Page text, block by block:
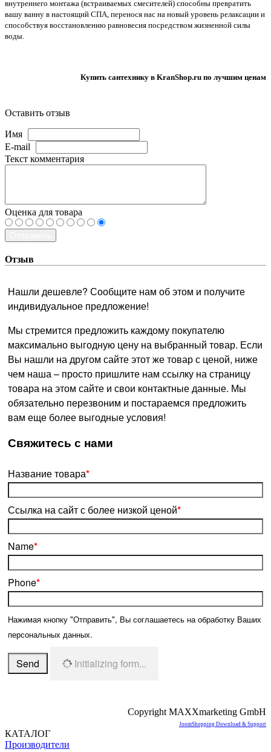
внутреннего монтажа (встраиваемых смесителей) способны превратить
вашу ванну в настоящий СПА, перенося нас на новый уровень релаксации и
способствуя восстановлению равновесия посредством жизненной силы
воды.
Купить сантехнику в KranShop.ru по лучшим ценам
Оставить отзыв
Имя
E-mail
Текст комментария
Оценка для товара
Отзыв
Нашли дешевле? Сообщите нам об этом и получите
индивидуальное предложение!
Мы стремится предложить каждому покупателю
максимально выгодную цену на выбранный товар. Если
Вы нашли на другом сайте этот же товар с ценой, ниже
чем наша – просто пришлите нам ссылку на страницу
товара на этом сайте и свои контактные данные. Мы
обязательно перезвоним и постараемся предложить
вам еще более выгодные условия!
­Свяжитесь с нами
Название товара*
Ссылка на сайт с более низкой ценой*
Name*
Phone*
Нажимая кнопку "Отправить", Вы соглашаетесь на обработку Ваших
персональных данных.
Send Initializing form...
Copyright MAXXmarketing GmbH
JoomShopping Download & Support
КАТАЛОГ
Производители